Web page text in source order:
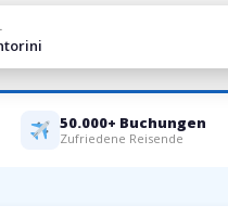
50.000+ Buchungen
Zufriedene Reisende